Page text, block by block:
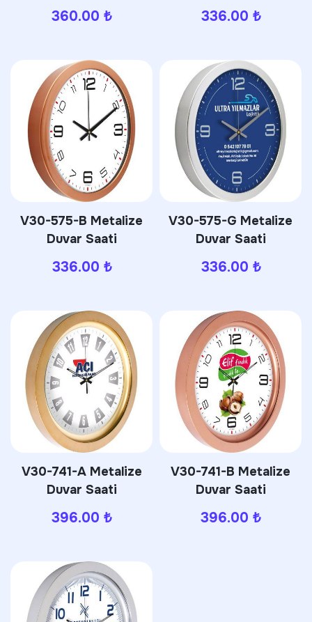
360.00 ₺ 336.00 ₺
V30-575-B Metalize
Duvar Saati
336.00 ₺
V30-575-G Metalize
Duvar Saati
336.00 ₺
V30-741-A Metalize
Duvar Saati
396.00 ₺
V30-741-B Metalize
Duvar Saati
396.00 ₺